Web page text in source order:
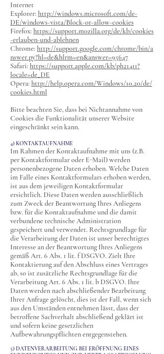
Internet
Explorer: http://windows.microsoft.com/de-
DE/windows-vista/Block-or-allow-cookies
Firefox: https://support.mozilla.org/de/kb/cookies
-erlauben-und-ablehnen
Chrome: http://support.google.com/chrome/bin/a
nswer.py?hl=de&hlrm=en&answer=95647
Safari: https://support.apple.com/kb/ph21411?
locale=de_DE
Opera: http://help.opera.com/Windows/10.20/de/
cookies.html
Bitte beachten Sie, dass bei Nichtannahme von
Cookies die Funktionalität unserer Website
eingeschränkt sein kann.
4) KONTAKTAUFNAHME
Im Rahmen der Kontaktaufnahme mit uns (z.B.
per Kontaktformular oder E-Mail) werden
personenbezogene Daten erhoben. Welche Daten
im Falle eines Kontaktformulars erhoben werden,
ist aus dem jeweiligen Kontaktformular
ersichtlich. Diese Daten werden ausschließlich
zum Zweck der Beantwortung Ihres Anliegens
bzw. für die Kontaktaufnahme und die damit
verbundene technische Administration
gespeichert und verwendet. Rechtsgrundlage für
die Verarbeitung der Daten ist unser berechtigtes
Interesse an der Beantwortung Ihres Anliegens
gemäß Art. 6 Abs. 1 lit. f DSGVO. Zielt Ihre
Kontaktierung auf den Abschluss eines Vertrages
ab, so ist zusätzliche Rechtsgrundlage für die
Verarbeitung Art. 6 Abs. 1 lit. b DSGVO. Ihre
Daten werden nach abschließender Bearbeitung
Ihrer Anfrage gelöscht, dies ist der Fall, wenn sich
aus den Umständen entnehmen lässt, dass der
betroffene Sachverhalt abschließend geklärt ist
und sofern keine gesetzlichen
Aufbewahrungspflichten entgegenstehen.
5) DATENVERARBEITUNG BEI ERÖFFNUNG EINES